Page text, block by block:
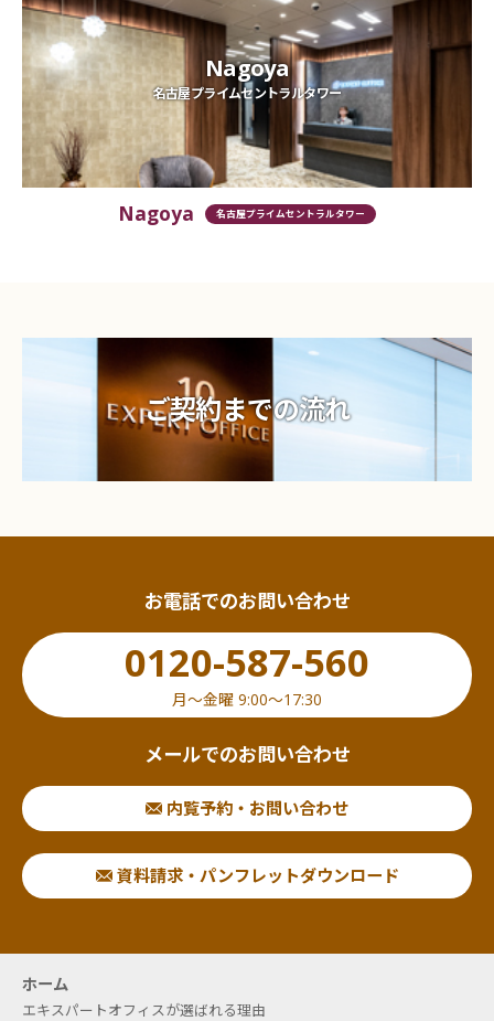
Nagoya
名古屋プライムセントラルタワー
Nagoya 名古屋プライムセントラルタワー
ご契約までの流れ
お電話でのお問い合わせ
0120-587-560
月〜金曜 9:00〜17:30
メールでのお問い合わせ
内覧予約・お問い合わせ
資料請求・パンフレットダウンロード
ホーム
エキスパートオフィスが選ばれる理由